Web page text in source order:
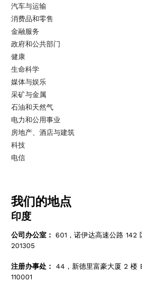
汽车与运输
消费品和零售
金融服务
政府和公共部门
健康
生命科学
媒体与娱乐
采矿与金属
石油和天然气
电力和公用事业
房地产、酒店与建筑
科技
电信
我们的地点
印度
公司办公室： 601，诺伊达高速公路
201305
注册办事处：
44，新德里富豪大厦 2
110001